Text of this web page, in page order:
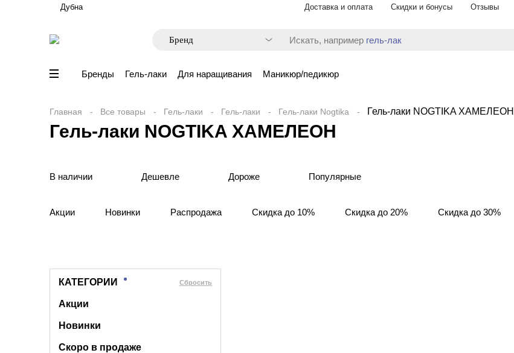
Дубна Доставка и оплата Скидки и бонусы Отзывы
Искать, например гель-лак
Бренды Гель-лаки Для наращивания Маникюр/педикюр
Главная Все товары Гель-лаки Гель-лаки Гель-лаки Nogtika Гель-лаки NOGTIKA ХАМЕЛЕОН
Гель-лаки NOGTIKA ХАМЕЛЕОН
В наличии Дешевле Дороже Популярные
Акции Новинки Распродажа Скидка до 10% Скидка до 20% Скидка до 30%
КАТЕГОРИИ Cбросить
Акции
Новинки
Скоро в продаже